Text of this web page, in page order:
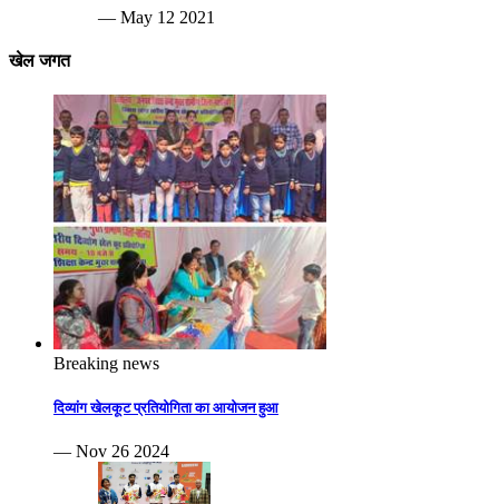
— May 12 2021
खेल जगत
Breaking news
दिव्यांग खेलकूट प्रतियोगिता का आयोजन हुआ
— Nov 26 2024